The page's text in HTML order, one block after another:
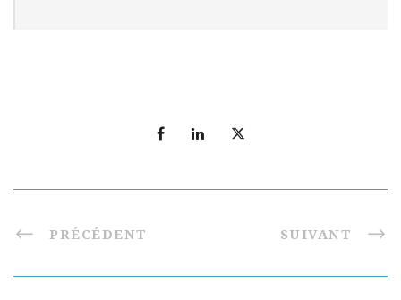
PRÉCÉDENT SUIVANT